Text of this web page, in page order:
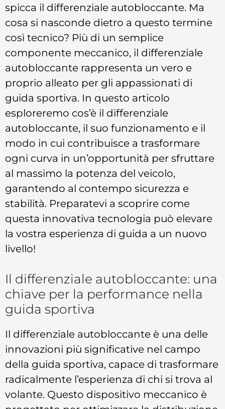
spicca il differenziale autobloccante. Ma
cosa si nasconde dietro a questo termine
così tecnico? Più di un semplice
componente meccanico, il differenziale
autobloccante rappresenta un vero e
proprio alleato per gli appassionati di
guida sportiva. In questo articolo
esploreremo cos’è il differenziale
autobloccante, il suo funzionamento e il
modo in cui contribuisce a trasformare
ogni curva in un’opportunità per sfruttare
al massimo la potenza del veicolo,
garantendo al contempo sicurezza e
stabilità. Preparatevi a scoprire come
questa innovativa tecnologia può elevare
la vostra esperienza di guida a un nuovo
livello!
Il differenziale autobloccante: una
chiave per la performance nella
guida sportiva
Il differenziale autobloccante è una delle
innovazioni più significative nel campo
della guida sportiva, capace di trasformare
radicalmente l’esperienza di chi si trova al
volante. Questo dispositivo meccanico è